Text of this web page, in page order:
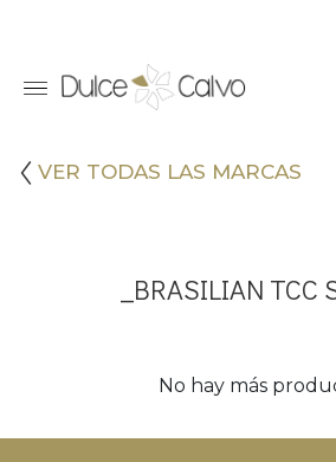
VER TODAS LAS MARCAS
_BRASILIAN TCC
No hay más